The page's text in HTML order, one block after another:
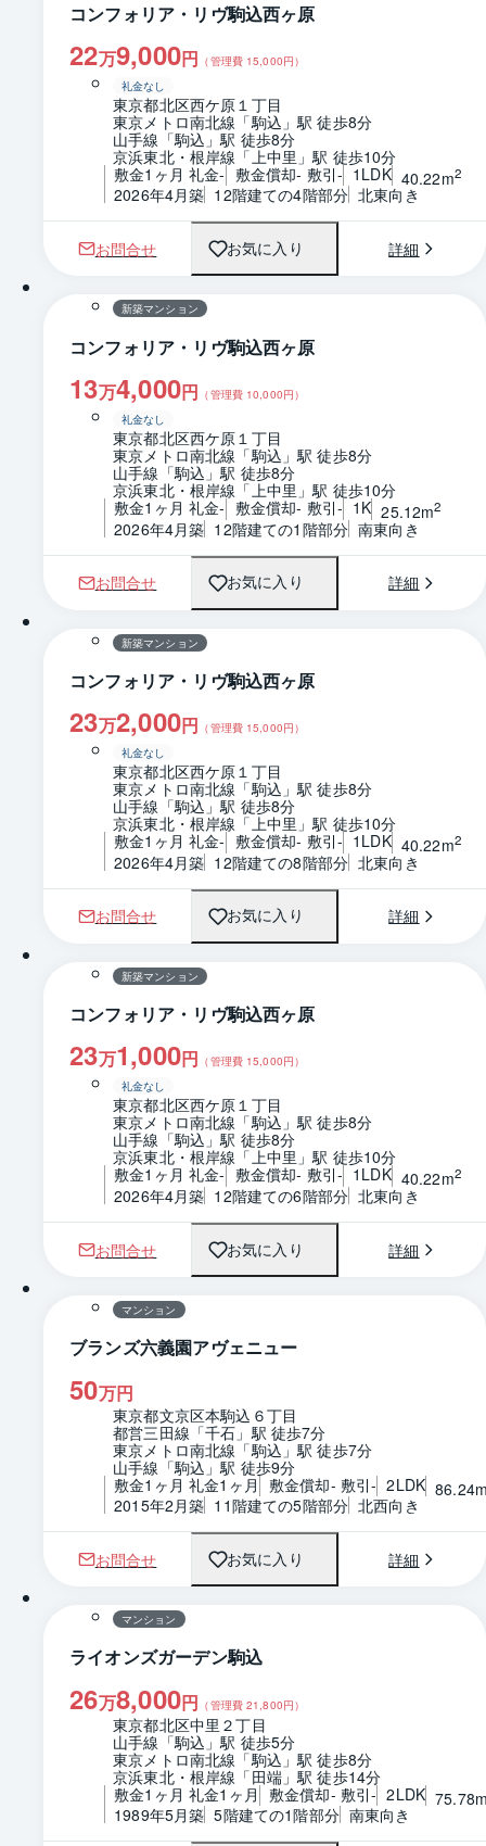
コンフォリア・リヴ駒込西ヶ原
22万9,000円 （管理費 15,000円）
礼金なし
東京都北区西ケ原１丁目
東京メトロ南北線「駒込」駅 徒歩8分
山手線「駒込」駅 徒歩8分
京浜東北・根岸線「上中里」駅 徒歩10分
敷金1ヶ月 礼金- 敷金償却- 敷引- 1LDK 40.22m2
2026年4月築 12階建ての4階部分 北東向き
お問合せ お気に入り 詳細
1 / 0 間取り
新築マンション
コンフォリア・リヴ駒込西ヶ原
13万4,000円 （管理費 10,000円）
礼金なし
東京都北区西ケ原１丁目
東京メトロ南北線「駒込」駅 徒歩8分
山手線「駒込」駅 徒歩8分
京浜東北・根岸線「上中里」駅 徒歩10分
敷金1ヶ月 礼金- 敷金償却- 敷引- 1K 25.12m2
2026年4月築 12階建ての1階部分 南東向き
お問合せ お気に入り 詳細
1 / 0 間取り
新築マンション
コンフォリア・リヴ駒込西ヶ原
23万2,000円 （管理費 15,000円）
礼金なし
東京都北区西ケ原１丁目
東京メトロ南北線「駒込」駅 徒歩8分
山手線「駒込」駅 徒歩8分
京浜東北・根岸線「上中里」駅 徒歩10分
敷金1ヶ月 礼金- 敷金償却- 敷引- 1LDK 40.22m2
2026年4月築 12階建ての8階部分 北東向き
お問合せ お気に入り 詳細
1 / 0 間取り
新築マンション
コンフォリア・リヴ駒込西ヶ原
23万1,000円 （管理費 15,000円）
礼金なし
東京都北区西ケ原１丁目
東京メトロ南北線「駒込」駅 徒歩8分
山手線「駒込」駅 徒歩8分
京浜東北・根岸線「上中里」駅 徒歩10分
敷金1ヶ月 礼金- 敷金償却- 敷引- 1LDK 40.22m2
2026年4月築 12階建ての6階部分 北東向き
お問合せ お気に入り 詳細
1 / 0 間取り
マンション
ブランズ六義園アヴェニュー
50万円
東京都文京区本駒込６丁目
都営三田線「千石」駅 徒歩7分
東京メトロ南北線「駒込」駅 徒歩7分
山手線「駒込」駅 徒歩9分
敷金1ヶ月 礼金1ヶ月 敷金償却- 敷引- 2LDK
2015年2月築 11階建ての5階部分 北西向き
お問合せ お気に入り 詳細
1 / 0 間取り
マンション
ライオンズガーデン駒込
26万8,000円 （管理費21,800円）
東京都北区中里２丁目
山手線「駒込」駅 徒歩5分
東京メトロ南北線「駒込」駅 徒歩8分
京浜東北・根岸線「田端」駅 徒歩14分
敷金1ヶ月 礼金1ヶ月 敷金償却- 敷引- 2LDK
1989年5月築 5階建ての1階部分 南東向き